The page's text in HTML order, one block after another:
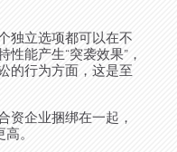
独立选项都可以在不
能产生“突袭效果”，
的行为方面，这是至
资企业捆绑在一起，
。